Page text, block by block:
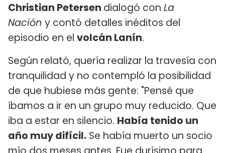
Christian Petersen dialogó con La
Nación y contó detalles inéditos del
episodio en el volcán Lanín.
Según relató, quería realizar la travesía con
tranquilidad y no contempló la posibilidad
de que hubiese más gente: "Pensé que
íbamos a ir en un grupo muy reducido. Que
iba a estar en silencio. Había tenido un
año muy difícil. Se había muerto un socio